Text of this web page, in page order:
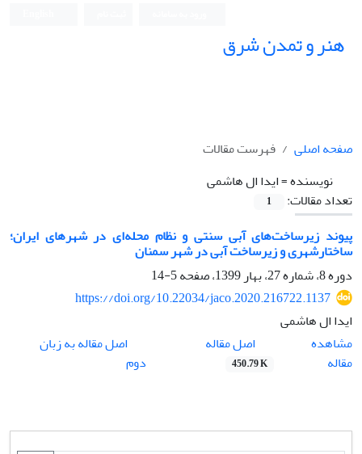
هنر و تمدن شرق
صفحه اصلی
فهرست مقالات
نویسنده =ایدا ال هاشمی
تعداد مقالات:
1
پیوند زیرساخت‌های آبی سنتی و نظام محله‌ای در شهرهای ایران؛
ساختارشهری و زیرساخت‌ آبی در شهر سمنان
دوره 8، شماره 27، بهار 1399، صفحه
5-14
https://doi.org/10.22034/jaco.2020.216722.1137
ایدا ال هاشمی
مشاهده
مقاله
اصل مقاله
450.79 K
اصل مقاله به زبان
دوم